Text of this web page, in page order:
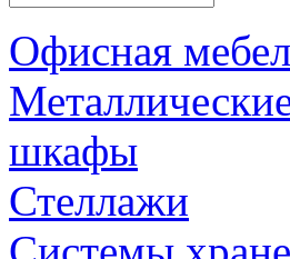
Офисная
шкафы
Стеллажи